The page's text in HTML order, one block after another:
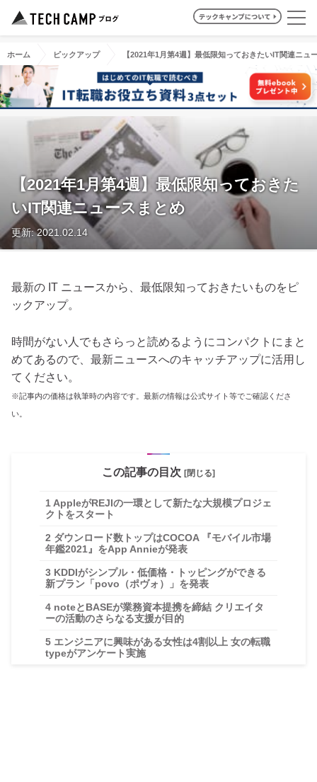
ホーム ピックアップ 【2021年1月第4週】最低限知っておきたいIT関連ニュ
【2021年1月第4週】最低限知っておきた
いIT関連ニュースまとめ
更新: 2021.02.14
最新の IT ニュースから、最低限知っておきたいものをピ
ックアップ。
時間がない人でもさらっと読めるようにコンパクトにまと
めてあるので、最新ニュースへのキャッチアップに活用し
てください。
※記事内の価格は執筆時の内容です。最新の情報は公式サイト等でご確認くださ
い。
この記事の目次 [閉じる]
1 AppleがREJIの一環として新たな大規模プロジェ
クトをスタート
2 ダウンロード数トップはCOCOA 『モバイル市場
年鑑2021』をApp Annieが発表
3 KDDIがシンプル・低価格・トッピングができる
新プラン「povo（ポヴォ）」を発表
4 noteとBASEが業務資本提携を締結 クリエイタ
ーの活動のさらなる支援が目的
5 エンジニアに興味がある女性は4割以上 女の転職
typeがアンケート実施